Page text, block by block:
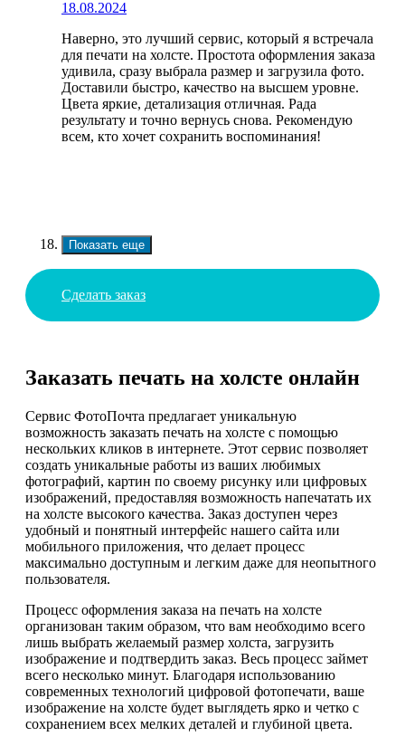
18.08.2024
Наверно, это лучший сервис, который я встречала
для печати на холсте. Простота оформления заказа
удивила, сразу выбрала размер и загрузила фото.
Доставили быстро, качество на высшем уровне.
Цвета яркие, детализация отличная. Рада
результату и точно вернусь снова. Рекомендую
всем, кто хочет сохранить воспоминания!
Показать еще
Сделать заказ
Заказать печать на холсте онлайн
Сервис ФотоПочта предлагает уникальную
возможность заказать печать на холсте с помощью
нескольких кликов в интернете. Этот сервис позволяет
создать уникальные работы из ваших любимых
фотографий, картин по своему рисунку или цифровых
изображений, предоставляя возможность напечатать их
на холсте высокого качества. Заказ доступен через
удобный и понятный интерфейс нашего сайта или
мобильного приложения, что делает процесс
максимально доступным и легким даже для неопытного
пользователя.
Процесс оформления заказа на печать на холсте
организован таким образом, что вам необходимо всего
лишь выбрать желаемый размер холста, загрузить
изображение и подтвердить заказ. Весь процесс займет
всего несколько минут. Благодаря использованию
современных технологий цифровой фотопечати, ваше
изображение на холсте будет выглядеть ярко и четко с
сохранением всех мелких деталей и глубиной цвета.